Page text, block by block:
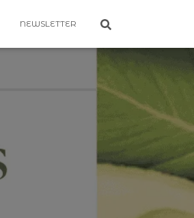
NEWSLETTER